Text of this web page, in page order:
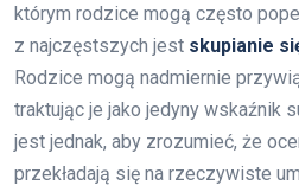
którym rodzice mogą często
z najczęstszych jest skupianie
Rodzice mogą nadmiernie
traktując je jako jedyny wskaźnik
jest jednak, aby zrozumieć, że
przekładają się na rzeczywiste